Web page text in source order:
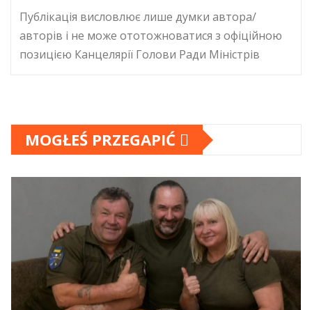
Публікація висловлює лише думки автора/
авторів і не може ототожноватися з офіційною
позицією Канцелярії Голови Ради Міністрів
MOGŁEŚ PRZEGAPIĆ